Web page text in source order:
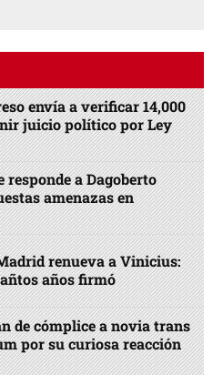
envía a verificar 14,000
juicio político por Ley
responde a Dagoberto
amenazas en
renueva a Vinicius:
años firmó
de cómplice a novia trans
por su curiosa reacción